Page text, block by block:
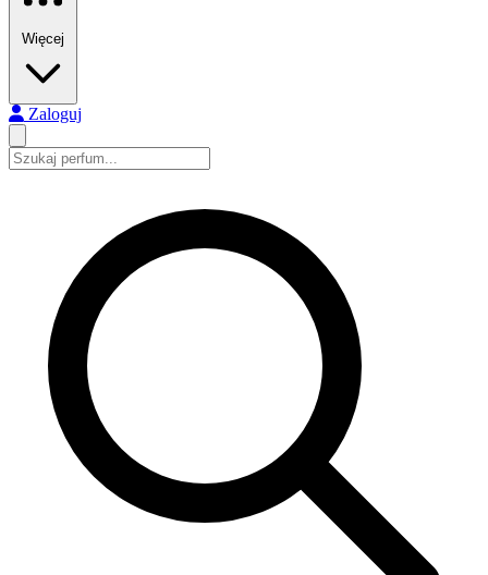
Więcej
Zaloguj